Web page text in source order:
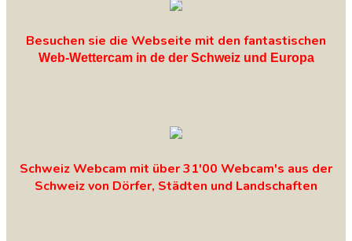
Besuchen sie die Webseite mit den fantastischen
Web-Wettercam in de der Schweiz und Europa
Schweiz Webcam mit über 31'00 Webcam's aus der
Schweiz von Dörfer, Städten und Landschaften